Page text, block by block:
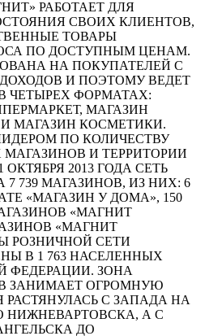
РАБОТАЕТ ДЛЯ
СВОИХ КЛИЕНТОВ,
ТОВАРЫ
ПО ДОСТУПНЫМ ЦЕНАМ.
НА ПОКУПАТЕЛЕЙ С
И ПОЭТОМУ ВЕДЕТ
ЧЕТЫРЕХ ФОРМАТАХ:
МАГАЗИН
МАГАЗИН КОСМЕТИКИ.
ПО КОЛИЧЕСТВУ
И ТЕРРИТОРИИ
2013 ГОДА СЕТЬ
739 МАГАЗИНОВ, ИЗ НИХ: 6
«МАГАЗИН У ДОМА», 150
«МАГНИТ
«МАГНИТ
РОЗНИЧНОЙ СЕТИ
В 1 763 НАСЕЛЕННЫХ
ФЕДЕРАЦИИ. ЗОНА
ЗАНИМАЕТ ОГРОМНУЮ
С ЗАПАДА НА
НИЖНЕВАРТОВСКА, А С
ДО